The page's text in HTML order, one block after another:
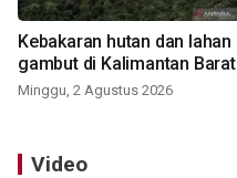
Kebakaran hutan dan lahan
gambut di Kalimantan Barat
Minggu, 2 Agustus 2026
Video